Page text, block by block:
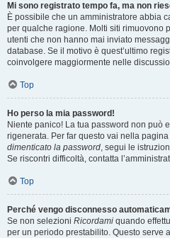
Mi sono registrato tempo fa, ma non
È possibile che un amministratore abbia
per qualche ragione. Molti siti rimuovono
utenti che non hanno mai inviato
database. Se il motivo è quest’ultimo
coinvolgere maggiormente nelle
Top
Ho perso la mia password!
Niente panico! La tua password non può
rigenerata. Per far questo vai nella
dimenticato la password, segui le
Se riscontri difficoltà, contatta
Top
Perché vengo disconnesso
Se non selezioni Ricordami quando
per un periodo prestabilito. Questo serve